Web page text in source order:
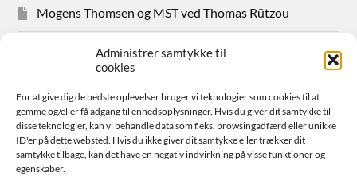
Administrer samtykke til
cookies
For at give dig de bedste oplevelser bruger vi teknologier som cookies til at
gemme og/eller få adgang til enhedsoplysninger. Hvis du giver dit samtykke til
disse teknologier, kan vi behandle data som f.eks. browsingadfærd eller unikke
ID'er på dette websted. Hvis du ikke giver dit samtykke eller trækker dit
samtykke tilbage, kan det have en negativ indvirkning på visse funktioner og
egenskaber.
Mogens Thomsen og MST ved Thomas Rützou
Avisudklip 2024
Sager for medlemmer
Bestyrelsen